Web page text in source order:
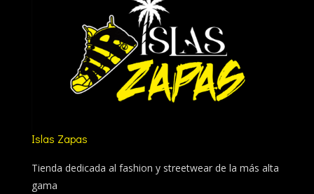
Islas Zapas
Tienda dedicada al fashion y streetwear de la más alta
gama